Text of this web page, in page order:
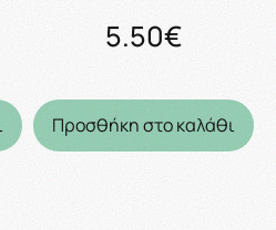
5.50€
Προσθήκη στο καλάθι